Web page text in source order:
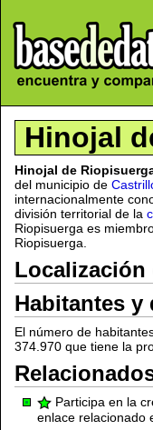
Hinojal
Hinojal de
del municipio de
internacionalmente
división territorial de la
Riopisuerga es
Riopisuerga.
Localización
Habitantes y
El número de
374.970 que tiene la
Participa en la
enlace relacionado